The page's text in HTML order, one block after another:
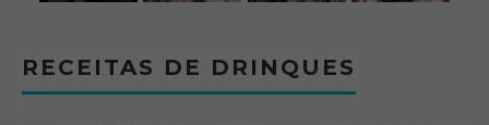
RECEITAS DE DRINQUES